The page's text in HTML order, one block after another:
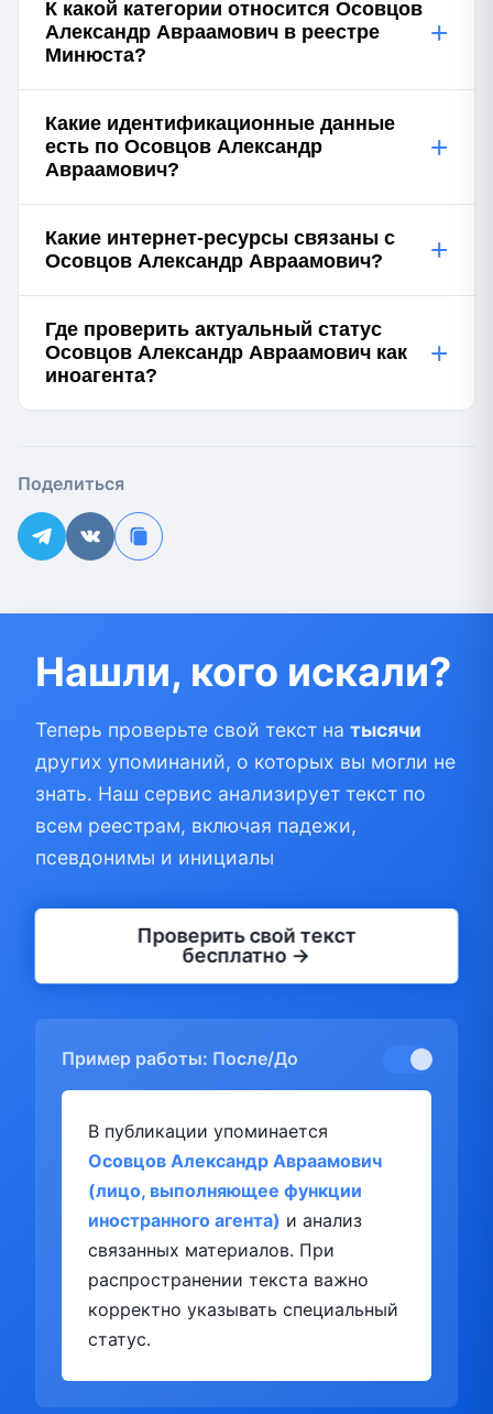
К какой категории относится Осовцов
Александр Авраамович в реестре
Минюста?
+
Какие идентификационные данные
есть по Осовцов Александр
Авраамович?
+
Какие интернет-ресурсы связаны с
Осовцов Александр Авраамович?
+
Где проверить актуальный статус
Осовцов Александр Авраамович как
иноагента?
+
Поделиться
Нашли, кого искали?
Теперь проверьте свой текст на тысячи
других упоминаний, о которых вы могли не
знать. Наш сервис анализирует текст по
всем реестрам, включая падежи,
псевдонимы и инициалы
Проверить свой текст
бесплатно →
Пример работы: После/До
В публикации упоминается
Осовцов Александр Авраамович
(лицо, выполняющее функции
иностранного агента) и анализ
связанных материалов. При
распространении текста важно
корректно указывать специальный
статус.